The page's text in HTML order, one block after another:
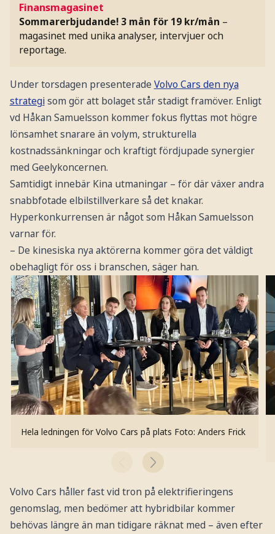
Finansmagasinet
Sommarerbjudande! 3 mån för 19 kr/mån –
magasinet med unika analyser, intervjuer och
reportage.
Under torsdagen presenterade Volvo Cars den nya
strategisom gör att bolaget står stadigt framöver. Enligt
vd Håkan Samuelsson kommer fokus flyttas mot högre
lönsamhet snarare än volym, strukturella
kostnadssänkningar och kraftigt fördjupade synergier
med Geelykoncernen.
Samtidigt innebär Kina utmaningar – för där växer andra
snabbfotade elbilstillverkare så det knakar.
Hyperkonkurrensen är något som Håkan Samuelsson
varnar för.
– De kinesiska nya aktörerna kommer göra det väldigt
obehagligt för oss i branschen, säger han.
Hela ledningen för Volvo Cars på plats Foto: Anders Frick
Volvo Cars håller fast vid tron på elektrifieringens
genomslag, men bedömer att hybridbilar kommer
behövas längre än man tidigare räknat med – även efter